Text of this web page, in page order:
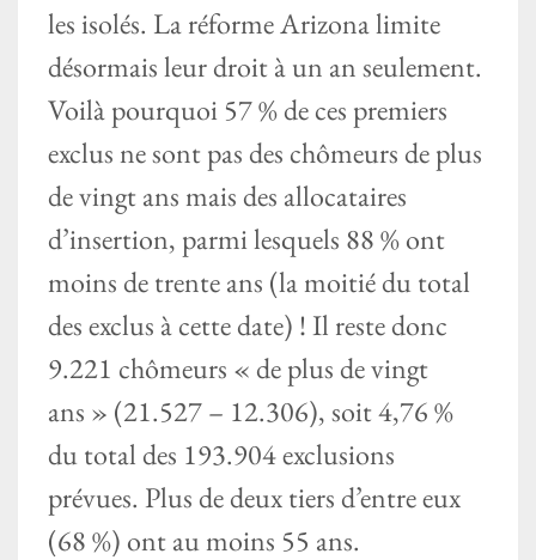
les isolés. La réforme Arizona limite
désormais leur droit à un an seulement.
Voilà pourquoi 57 % de ces premiers
exclus ne sont pas des chômeurs de plus
de vingt ans mais des allocataires
d’insertion, parmi lesquels 88 % ont
moins de trente ans (la moitié du total
des exclus à cette date) ! Il reste donc
9.221 chômeurs « de plus de vingt
ans » (21.527 – 12.306), soit 4,76 %
du total des 193.904 exclusions
prévues. Plus de deux tiers d’entre eux
(68 %) ont au moins 55 ans.